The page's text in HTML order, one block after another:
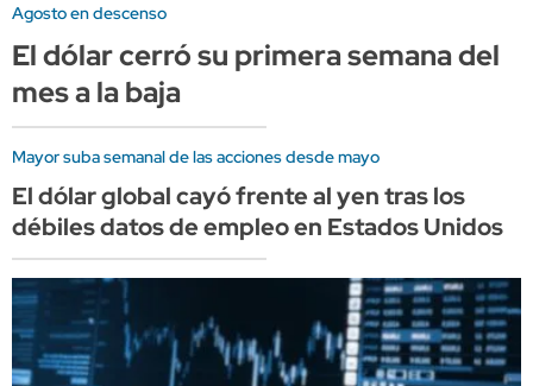
Agosto en descenso
El dólar cerró su primera semana del
mes a la baja
Mayor suba semanal de las acciones desde mayo
El dólar global cayó frente al yen tras los
débiles datos de empleo en Estados Unidos